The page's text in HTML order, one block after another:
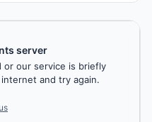
server
or our service is briefly
and try again.